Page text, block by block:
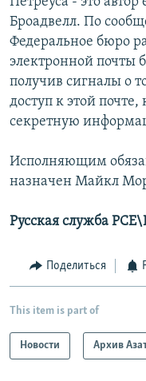
Броадвелл. По
Федеральное бюро
электронной почты
получив сигналы о
доступ к этой
секретную
Исполняющим
назначен Майкл
Русская служба
Поделиться
This item is part of
Новости Архив